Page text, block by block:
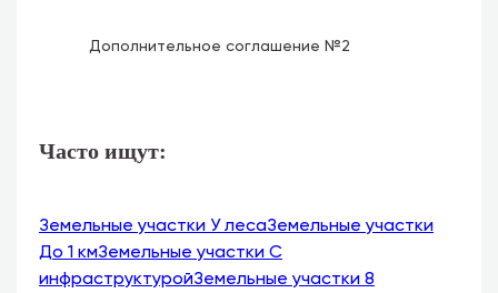
Дополнительное соглашение №2
Часто ищут:
Земельные участки У лесаЗемельные участки
До 1 кмЗемельные участки С
инфраструктуройЗемельные участки 8